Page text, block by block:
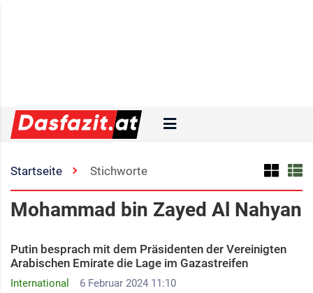
Startseite Stichworte
Mohammad bin Zayed Al Nahyan
International 6 Februar 2024 11:10
Putin besprach mit dem Präsidenten der Vereinigten
Arabischen Emirate die Lage im Gazastreifen